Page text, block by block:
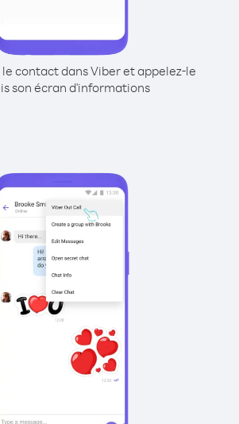
contact dans Viber et appelez-le
son écran d'informations